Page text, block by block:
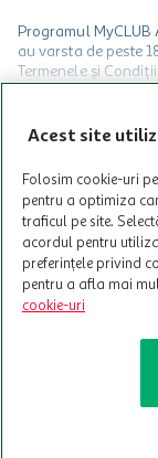
Programul
au varsta de peste
Termenele și
limita a 12 unitati /
Cardul poate fi
nu poate fi utilizat
activitati in afara
nu raspunde
care aceste este
intretineri sau
Acest site
Folosim cookie-uri
pentru a optimiza
traficul pe site.
acordul pentru
preferințele privind
pentru a afla mai
cookie-uri